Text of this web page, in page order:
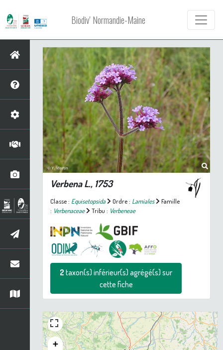
Biodiv' Normandie-Maine
VerbenaL., 1753
Classe : Equisetopsida Ordre : Lamiales
Famille
: Verbenaceae Tribu : Verbeneae
2taxon(s) inférieur(s) agrégé(s) sur
cette fiche
+